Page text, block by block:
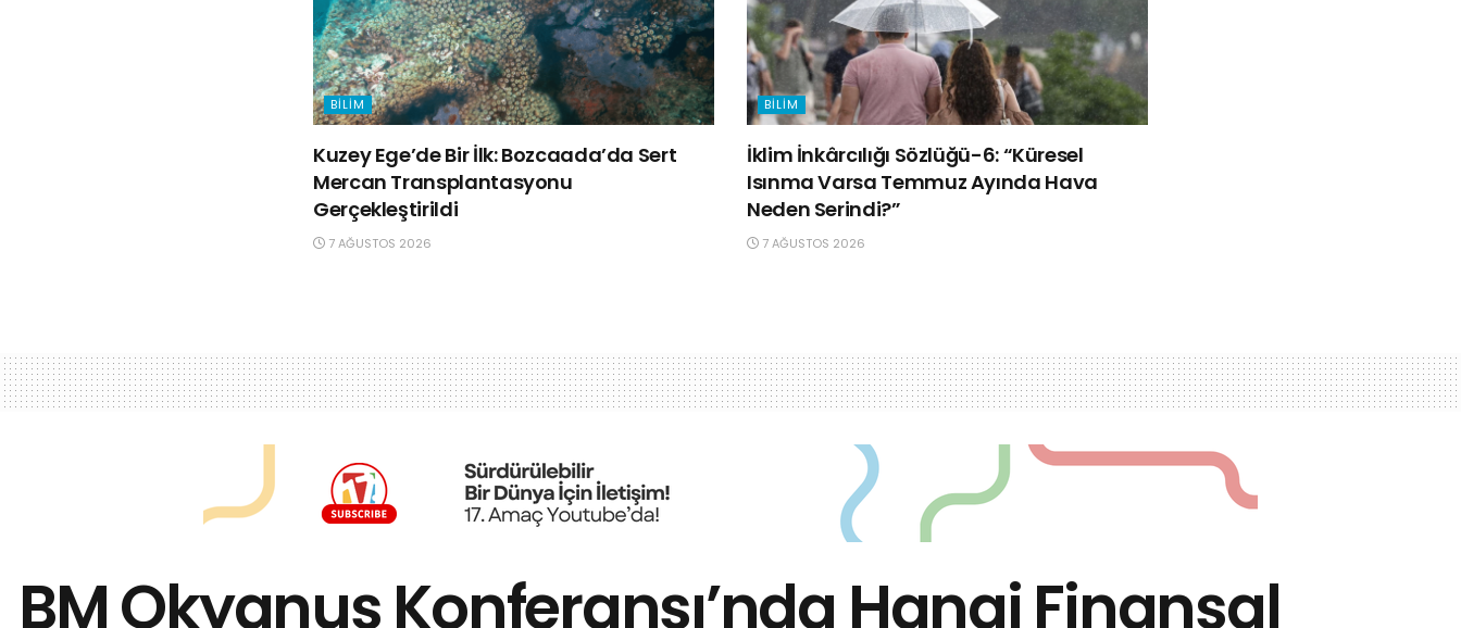
BILIM
Kuzey Ege’de Bir İlk: Bozcaada’da Sert
Mercan Transplantasyonu
Gerçekleştirildi
7 AĞUSTOS 2026
BILIM
İklim İnkârcılığı Sözlüğü-6: “Küresel
Isınma Varsa Temmuz Ayında Hava
Neden Serindi?”
7 AĞUSTOS 2026
BM Okyanus Konferansı’nda Hangi Finansal